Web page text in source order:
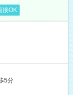
接OK
5分